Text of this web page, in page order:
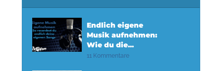
Endlich eigene
Musik aufnehmen:
Wie du die...
11 Kommentare